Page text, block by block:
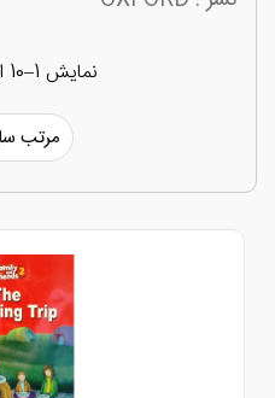
نمایش 1–10 از 58 نتیجه